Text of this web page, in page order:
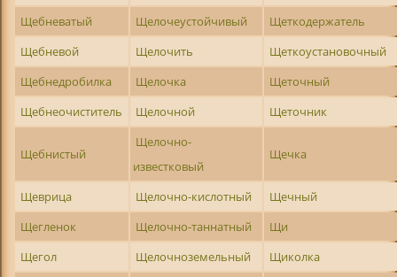
Щебневатый
Щелочеустойчивый
Щеткодержатель
Щебневой
Щелочить
Щеткоустановочный
Щебнедробилка
Щелочка
Щеточный
Щебнеочиститель
Щелочной Щеточник
Щебнистый
Щелочно-
известковый
Щечка
Щеврица Щелочно-кислотный
Щечный
Щегленок
Щелочно-таннатный
Щи
Щегол
Щелочноземельный
Щиколка